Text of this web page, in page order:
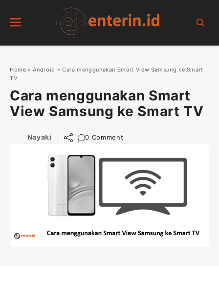
Menu
Home »Android » Cara menggunakan Smart View Samsung ke Smart
TV
Cara menggunakan Smart
View Samsung ke Smart TV
Nayaki 0 Comment